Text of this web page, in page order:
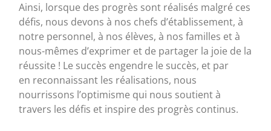
Ainsi, lorsque des progrès sont réalisés malgré ces
défis, nous devons à nos chefs d’établissement, à
notre personnel, à nos élèves, à nos familles et à
nous-mêmes d’exprimer et de partager la joie de la
réussite ! Le succès engendre le succès, et par
en reconnaissant les réalisations, nous
nourrissons l’optimisme qui nous soutient à
travers les défis et inspire des progrès continus.